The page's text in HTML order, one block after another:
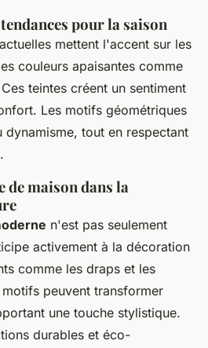
pour la saison
actuelles mettent l'accent sur les
couleurs apaisantes comme
teintes créent un sentiment
Les motifs géométriques
tout en respectant
maison dans la
n'est pas seulement
activement à la décoration
comme les draps et les
peuvent transformer
une touche stylistique.
durables et éco-